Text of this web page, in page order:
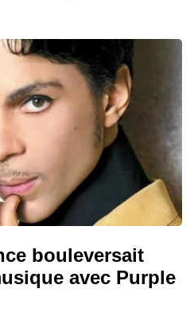
bouleversait
avec Purple